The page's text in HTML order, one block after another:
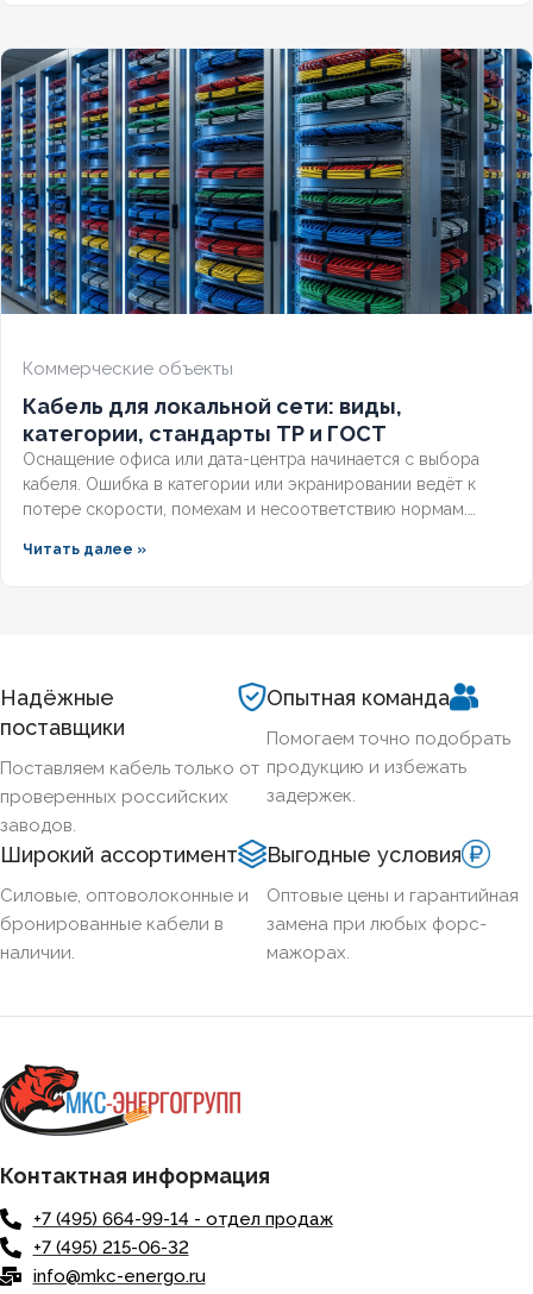
Коммерческие объекты
Кабель для локальной сети: виды,
категории, стандарты ТР и ГОСТ
Оснащение офиса или дата-центра начинается с выбора
кабеля. Ошибка в категории или экранировании ведёт к
потере скорости, помехам и несоответствию нормам.
какие категории поддерживает гигабит и 10G, и как
Читать далее »
Надёжные
поставщики
Поставляем кабель только от
проверенных российских
заводов.
Опытная команда
Помогаем точно подобрать
продукцию и избежать
задержек.
Широкий ассортимент
Силовые, оптоволоконные и
бронированные кабели в
наличии.
Выгодные условия
Оптовые цены и гарантийная
замена при любых форс-
мажорах.
Контактная информация
+7 (495) 664-99-14 - отдел продаж
+7 (495) 215-06-32
info@mkc-energo.ru